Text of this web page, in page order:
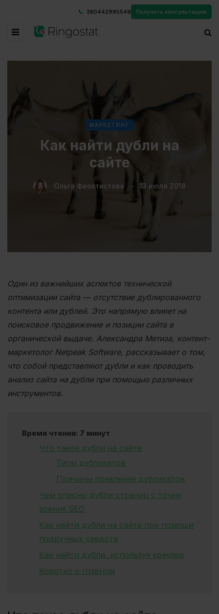
380442995549 Получить консультацию
МАРКЕТИНГ
Как найти дубли на
сайте
Ольга Феоктистова 13 июля 2018
Один из важнейших аспектов технической
оптимизации сайта — отсутствие дублированного
контента или дублей. Это напрямую влияет на
поисковое продвижение и позиции сайта в
органической выдаче. Александра Метиза, контент-
маркетолог Netpeak Software, рассказывает о том,
что собой представляют дубли и как проводить
анализ сайта на дубли при помощью различных
инструментов.
Время чтения: 7 минут
Что такое дубли на сайте
Типы дубликатов
Причины появления дубликатов
Чем опасны дубли страниц с точки
зрения SEO
Как найти дубли на сайте при помощи
подручных средств
Как найти дубли, используя краулер
Коротко о главном